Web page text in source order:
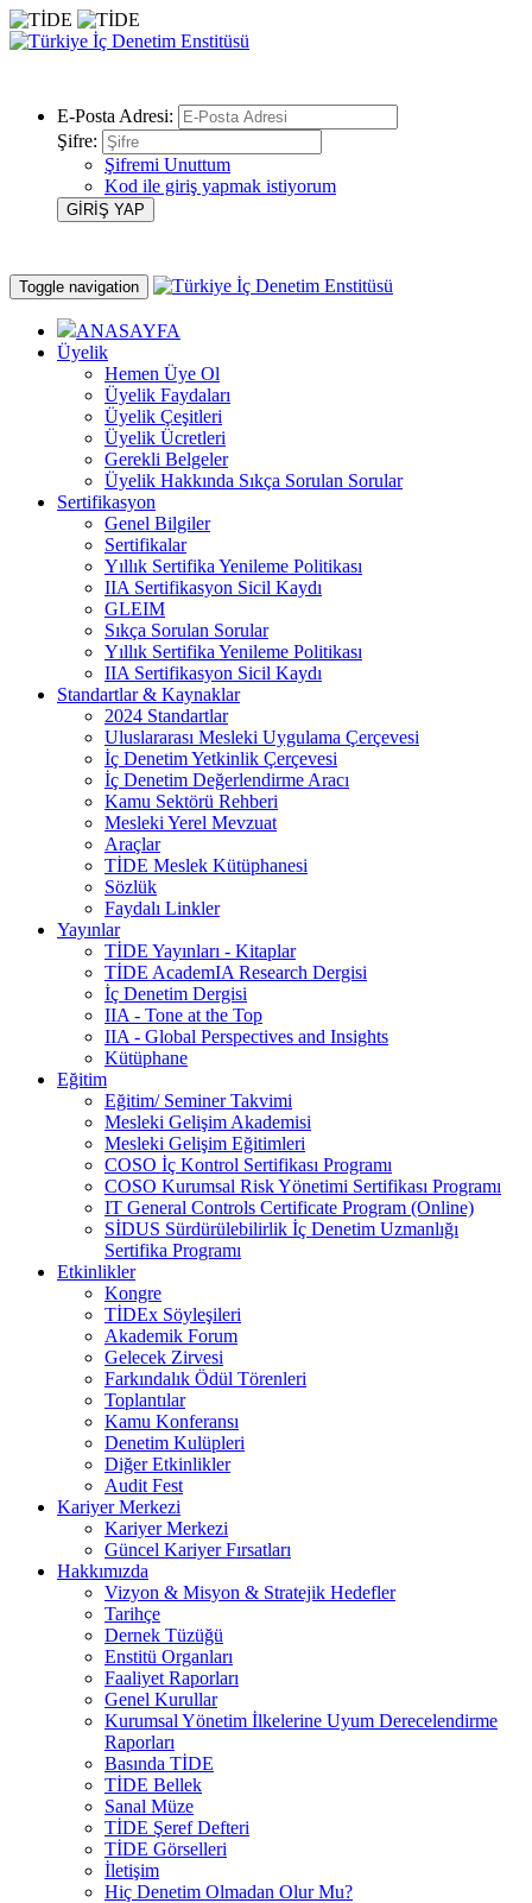
E-Posta Adresi:
Şifre:
Şifremi Unuttum
Kod ile giriş yapmak istiyorum
Toggle navigation
ANASAYFA
Üyelik
Hemen Üye Ol
Üyelik Faydaları
Üyelik Çeşitleri
Üyelik Ücretleri
Gerekli Belgeler
Üyelik Hakkında Sıkça Sorulan Sorular
Sertifikasyon
Genel Bilgiler
Sertifikalar
Yıllık Sertifika Yenileme Politikası
IIA Sertifikasyon Sicil Kaydı
GLEIM
Sıkça Sorulan Sorular
Yıllık Sertifika Yenileme Politikası
IIA Sertifikasyon Sicil Kaydı
Standartlar & Kaynaklar
2024 Standartlar
Uluslararası Mesleki Uygulama Çerçevesi
İç Denetim Yetkinlik Çerçevesi
İç Denetim Değerlendirme Aracı
Kamu Sektörü Rehberi
Mesleki Yerel Mevzuat
Araçlar
TİDE Meslek Kütüphanesi
Sözlük
Faydalı Linkler
Yayınlar
TİDE Yayınları - Kitaplar
TİDE AcademIA Research Dergisi
İç Denetim Dergisi
IIA - Tone at the Top
IIA - Global Perspectives and Insights
Kütüphane
Eğitim
Eğitim/ Seminer Takvimi
Mesleki Gelişim Akademisi
Mesleki Gelişim Eğitimleri
COSO İç Kontrol Sertifikası Programı
COSO Kurumsal Risk Yönetimi Sertifikası Programı
IT General Controls Certificate Program (Online)
SİDUS Sürdürülebilirlik İç Denetim Uzmanlığı
Sertifika Programı
Etkinlikler
Kongre
TİDEx Söyleşileri
Akademik Forum
Gelecek Zirvesi
Farkındalık Ödül Törenleri
Toplantılar
Kamu Konferansı
Denetim Kulüpleri
Diğer Etkinlikler
Audit Fest
Kariyer Merkezi
Kariyer Merkezi
Güncel Kariyer Fırsatları
Hakkımızda
Vizyon & Misyon & Stratejik Hedefler
Tarihçe
Dernek Tüzüğü
Enstitü Organları
Faaliyet Raporları
Genel Kurullar
Kurumsal Yönetim İlkelerine Uyum Derecelendirme
Raporları
Basında TİDE
TİDE Bellek
Sanal Müze
TİDE Şeref Defteri
TİDE Görselleri
İletişim
Hiç Denetim Olmadan Olur Mu?